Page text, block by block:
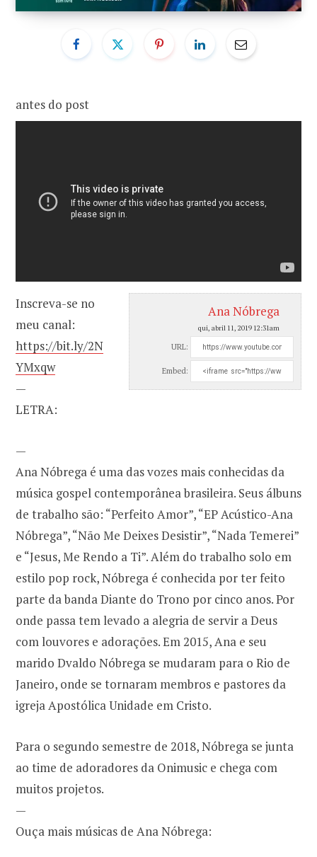
antes do post
Ana Nóbrega
qui, abril 11, 2019 12:31am
URL:
Embed:
Inscreva-se no
meu canal:
https://bit.ly/2N
YMxqw
—
LETRA:
—
Ana Nóbrega é uma das vozes mais conhecidas da
música gospel contemporânea brasileira. Seus álbuns
de trabalho são: “Perfeito Amor”, “EP Acústico-Ana
Nóbrega”, “Não Me Deixes Desistir”, “Nada Temerei”
e “Jesus, Me Rendo a Ti”. Além do trabalho solo em
estilo pop rock, Nóbrega é conhecida por ter feito
parte da banda Diante do Trono por cinco anos. Por
onde passa tem levado a alegria de servir a Deus
com louvores e adorações. Em 2015, Ana e seu
marido Dvaldo Nóbrega se mudaram para o Rio de
Janeiro, onde se tornaram membros e pastores da
igreja Apostólica Unidade em Cristo.
Para o segundo semestre de 2018, Nóbrega se junta
ao time de adoradores da Onimusic e chega com
muitos projetos.
—
Ouça mais músicas de Ana Nóbrega: